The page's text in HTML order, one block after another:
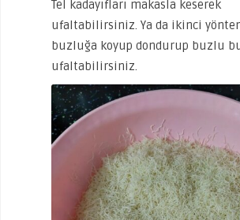
Tel kadayıfları makasla keserek
ufaltabilirsiniz. Ya da ikinci
buzluğa koyup dondurup buzlu
ufaltabilirsiniz.